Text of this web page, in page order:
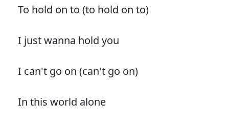
To hold on to (to hold on to)
I just wanna hold you
I can't go on (can't go on)
In this world alone